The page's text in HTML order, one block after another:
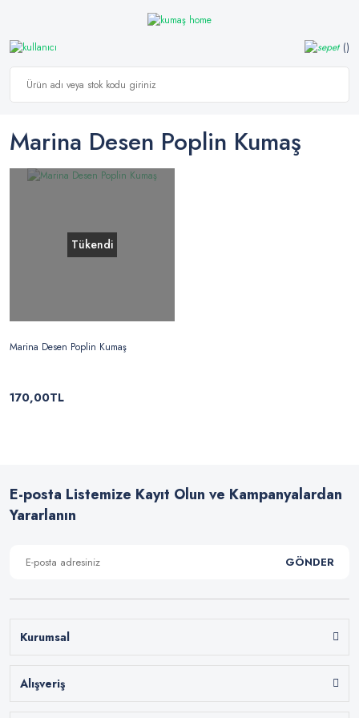
Marina Desen Poplin Kumaş
Tükendi
Marina Desen Poplin Kumaş
170,00TL
E-posta Listemize Kayıt Olun ve Kampanyalardan
Yararlanın
GÖNDER
Kurumsal
Alışveriş